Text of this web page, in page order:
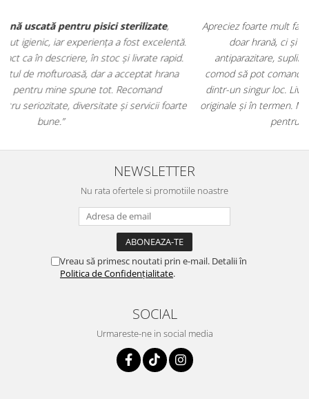
Apreciez foarte mult faptul că peehranaanimale.rogăsesc nu
doar hrană, ci și produse dinfarmacia veterinară:
antiparazitare, suplimente și soluții de îngrijire. Este foarte
comod să pot comanda tot ce am nevoie pentru animalul meu
dintr-un singur loc. Livrarea a fost rapidă, iar produsele au fost
originale și în termen. Magazin serios, bine organizat și foarte util
NEWSLETTER
Nu rata ofertele si promotiile noastre
Vreau să primesc noutati prin e-mail. Detalii în
Politica de Confidențialitate.
SOCIAL
Urmareste-ne in social media